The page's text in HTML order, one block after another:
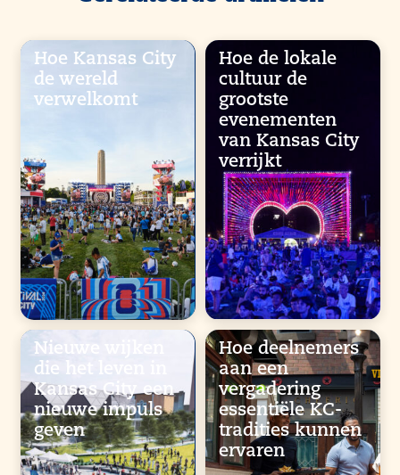
Hoe Kansas City
de wereld
verwelkomt
Hoe de lokale
cultuur de
grootste
evenementen
van Kansas City
verrijkt
Nieuwe wijken
die het leven in
Kansas City een
nieuwe impuls
geven
Hoe deelnemers
aan een
vergadering
essentiële KC-
tradities kunnen
ervaren